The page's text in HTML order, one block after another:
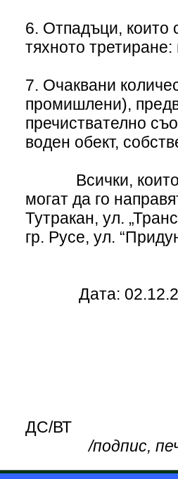
6. Отпадъци, които
тяхното третиране:
7. Очаквани
промишлени),
пречиствателно
воден обект,
Всички, които
могат да го
Тутракан, ул.
гр. Русе, ул.
/подпис,